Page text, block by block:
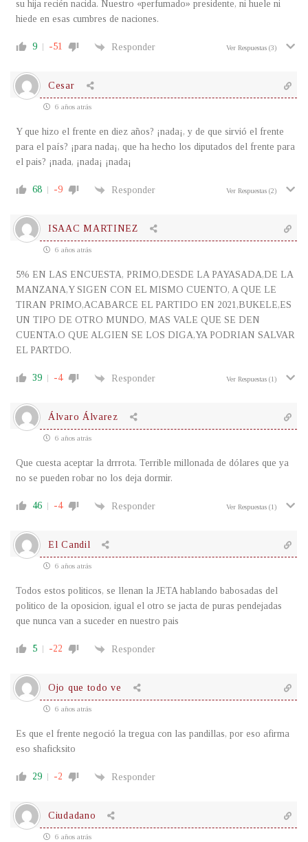
su hija recién nacida. Nuestro «perfumado» presidente, ni huele ni
hiede en esas cumbres de naciones.
9 -51 Responder Ver Respuestas (3)
Cesar
6 años atrás
Y que hizo el frente en diez años? ¡nada¡, y de que sirvió el frente
para el país? ¡para nada¡, que ha hecho los diputados del frente para
el pais? ¡nada, ¡nada¡ ¡nada¡
68 -9 Responder Ver Respuestas (2)
ISAAC MARTINEZ
6 años atrás
5% EN LAS ENCUESTA, PRIMO,DESDE LA PAYASADA,DE LA
MANZANA,Y SIGEN CON EL MISMO CUENTO, A QUE LE
TIRAN PRIMO,ACABARCE EL PARTIDO EN 2021,BUKELE,ES
UN TIPO DE OTRO MUNDO, MAS VALE QUE SE DEN
CUENTA.O QUE ALGIEN SE LOS DIGA,YA PODRIAN SALVAR
EL PARTDO.
39 -4 Responder Ver Respuestas (1)
Álvaro Álvarez
6 años atrás
Que cuesta aceptar la drrrota. Terrible millonada de dólares que ya
no se pueden robar no los deja dormir.
46 -4 Responder Ver Respuestas (1)
El Candil
6 años atrás
Todos estos politicos, se llenan la JETA hablando babosadas del
politico de la oposicion, igual el otro se jacta de puras pendejadas
que nunca van a suceder en nuestro pais
5 -22 Responder
Ojo que todo ve
6 años atrás
Es que el frente negoció la tregua con las pandillas, por eso afirma
eso shaficksito
29 -2 Responder
Ciudadano
6 años atrás